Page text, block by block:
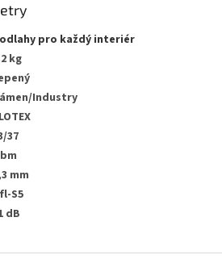
pro každý interiér
kg
Industry
37
mm
S5
dB